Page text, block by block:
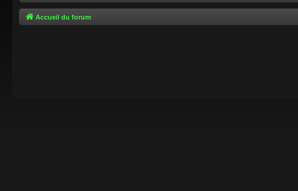
Accueil du forum